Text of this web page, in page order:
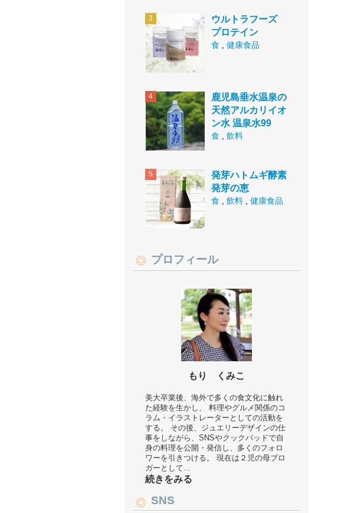
ウルトラフーズ
プロテイン
食 健康食品
鹿児島垂水温泉の
天然アルカリイオ
ン水 温泉水99
食 飲料
発芽ハトムギ酵素
発芽の恵
食 飲料 健康食品
プロフィール
もり くみこ
美大卒業後、海外で多くの食文化に触れ
た経験を生かし、 料理やグルメ関係のコ
ラム・イラストレーターとしての活動を
する。 その後、ジュエリーデザインの仕
事をしながら、SNSやクックパッドで自
身の料理を公開・発信し、多くのフォロ
ワーを引きつける。 現在は２児の母ブロ
ガーとして...
続きをみる
SNS